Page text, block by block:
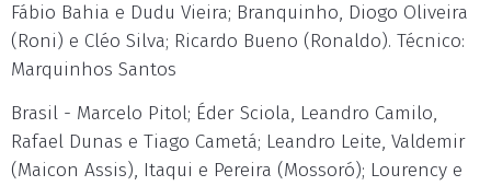
Fábio Bahia e Dudu Vieira; Branquinho, Diogo Oliveira
(Roni) e Cléo Silva; Ricardo Bueno (Ronaldo). Técnico:
Marquinhos Santos
Brasil - Marcelo Pitol; Éder Sciola, Leandro Camilo,
Rafael Dunas e Tiago Cametá; Leandro Leite, Valdemir
(Maicon Assis), Itaqui e Pereira (Mossoró); Lourency e